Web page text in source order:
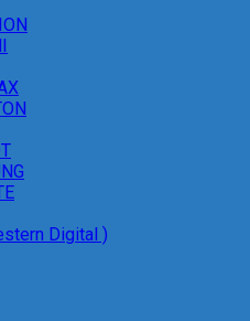
Digital )